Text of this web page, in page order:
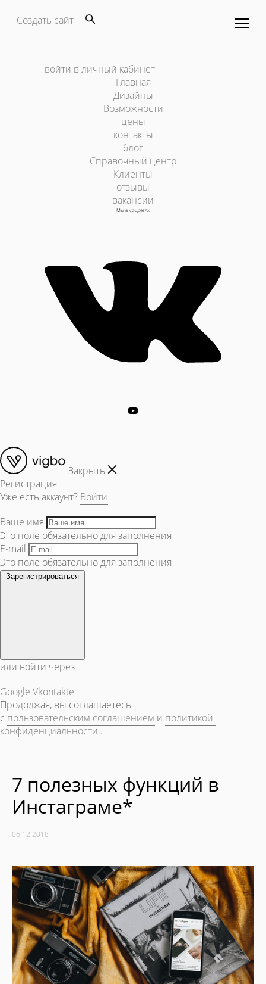
Создать сайт
войти в личный кабинет
Главная
Дизайны
Возможности
цены
контакты
блог
Справочный центр
Клиенты
отзывы
вакансии
Мы в соцсетях
Закрыть
Регистрация
Уже есть аккаунт? Войти
Ваше имя
Это поле обязательно для заполнения
E-mail
Это поле обязательно для заполнения
Зарегистрироваться
или войти через
Google Vkontakte
Продолжая, вы соглашаетесь
с пользовательским соглашением и политикой
конфиденциальности .
7 полезных функций в
Инстаграме*
06.12.2018